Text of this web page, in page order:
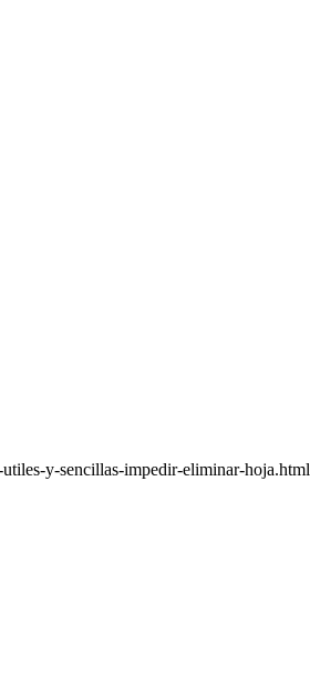
y-sencillas-impedir-eliminar-hoja.html